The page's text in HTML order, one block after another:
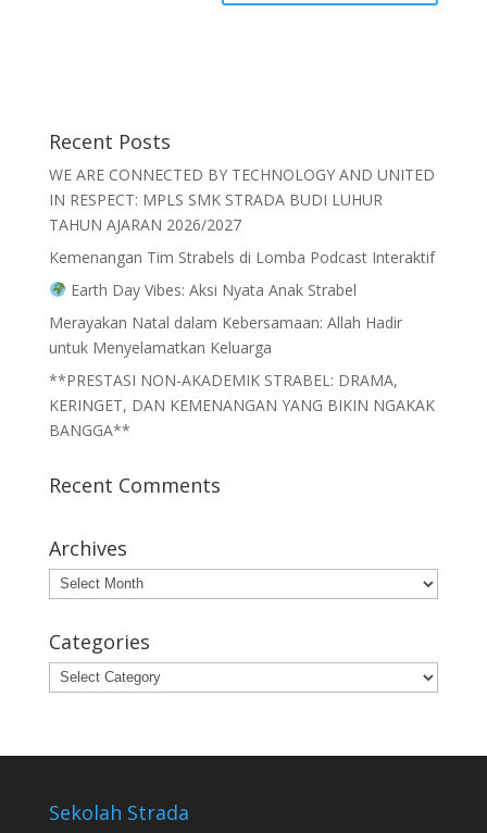
Recent Posts
WE ARE CONNECTED BY TECHNOLOGY AND UNITED
IN RESPECT: MPLS SMK STRADA BUDI LUHUR
TAHUN AJARAN 2026/2027
Kemenangan Tim Strabels di Lomba Podcast Interaktif
Earth Day Vibes: Aksi Nyata Anak Strabel
Merayakan Natal dalam Kebersamaan: Allah Hadir
untuk Menyelamatkan Keluarga
**PRESTASI NON-AKADEMIK STRABEL: DRAMA,
KERINGET, DAN KEMENANGAN YANG BIKIN NGAKAK
BANGGA**
Recent Comments
Archives
Archives
Categories
Categories
Sekolah Strada